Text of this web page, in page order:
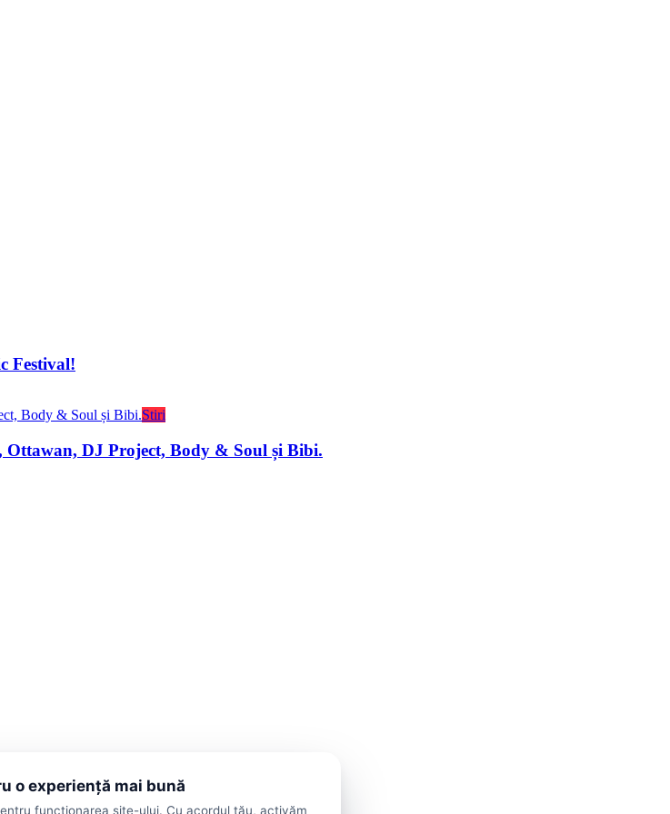
Festival!
Stiri
Ottawan, DJ Project, Body & Soul și Bibi.
o experiență mai bună
funcționarea site-ului. Cu acordul tău, activăm